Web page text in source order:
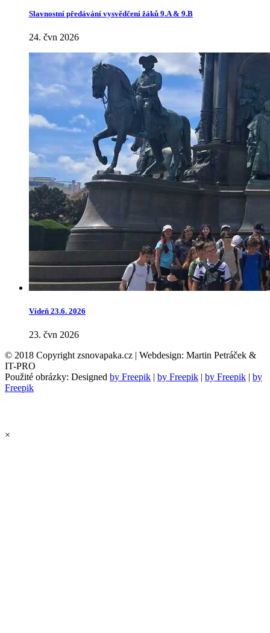
Slavnostní předávání vysvědčení žáků 9.A & 9.B
24. čvn 2026
Vídeň 23.6. 2026
23. čvn 2026
© 2018 Copyright zsnovapaka.cz | Webdesign: Martin Petráček &
IT-PRO
Použité obrázky: Designed by Freepik | by Freepik | by Freepik | by
Freepik
×